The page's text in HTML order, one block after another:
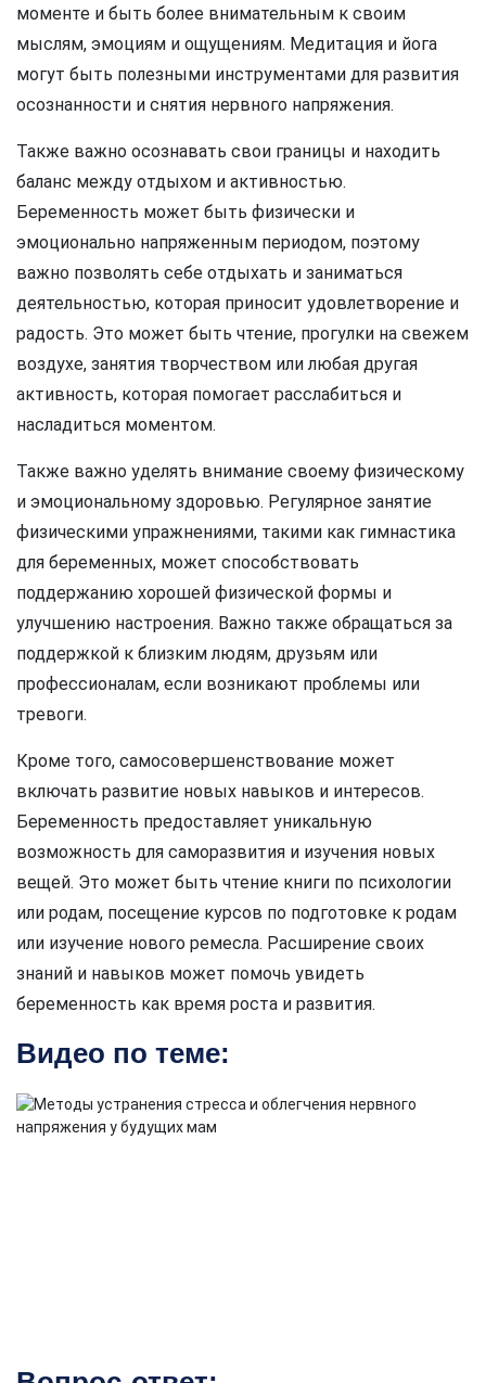
моменте и быть более внимательным к своим
мыслям, эмоциям и ощущениям. Медитация и йога
могут быть полезными инструментами для развития
осознанности и снятия нервного напряжения.
Также важно осознавать свои границы и находить
баланс между отдыхом и активностью.
Беременность может быть физически и
эмоционально напряженным периодом, поэтому
важно позволять себе отдыхать и заниматься
деятельностью, которая приносит удовлетворение и
радость. Это может быть чтение, прогулки на свежем
воздухе, занятия творчеством или любая другая
активность, которая помогает расслабиться и
насладиться моментом.
Также важно уделять внимание своему физическому
и эмоциональному здоровью. Регулярное занятие
физическими упражнениями, такими как гимнастика
для беременных, может способствовать
поддержанию хорошей физической формы и
улучшению настроения. Важно также обращаться за
поддержкой к близким людям, друзьям или
профессионалам, если возникают проблемы или
тревоги.
Кроме того, самосовершенствование может
включать развитие новых навыков и интересов.
Беременность предоставляет уникальную
возможность для саморазвития и изучения новых
вещей. Это может быть чтение книги по психологии
или родам, посещение курсов по подготовке к родам
или изучение нового ремесла. Расширение своих
знаний и навыков может помочь увидеть
беременность как время роста и развития.
Видео по теме: